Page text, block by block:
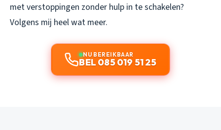
met verstoppingen zonder hulp in te schakelen?
Volgens mij heel wat meer.
NU BEREIKBAAR
BEL 085 019 51 25